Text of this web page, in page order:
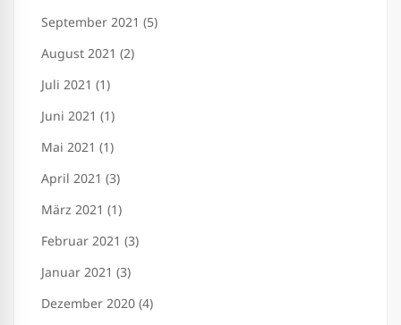
September 2021 (5)
August 2021 (2)
Juli 2021 (1)
Juni 2021 (1)
Mai 2021 (1)
April 2021 (3)
März 2021 (1)
Februar 2021 (3)
Januar 2021 (3)
Dezember 2020 (4)